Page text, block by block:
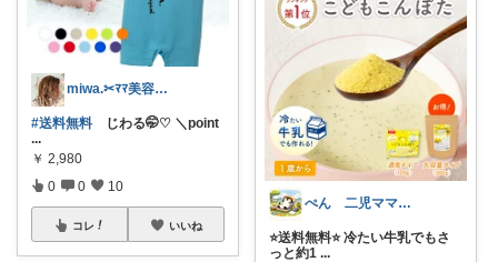
miwa.✂︎ﾏﾏ美容師💎
#送料無料 じわる🤭♡ ＼point
...
￥ 2,980
0 0 10
コレ いいね
ぺん 二児ママ ゆるんとライフ
⭐️送料無料⭐️ 冷たい牛乳でもさ
っと約1 ...